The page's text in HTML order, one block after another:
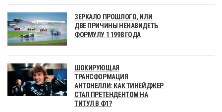
ЗЕРКАЛО ПРОШЛОГО, ИЛИ
ДВЕ ПРИЧИНЫ НЕНАВИДЕТЬ
ФОРМУЛУ 1 1998 ГОДА
ШОКИРУЮЩАЯ
ТРАНСФОРМАЦИЯ
АНТОНЕЛЛИ: КАК ТИНЕЙДЖЕР
СТАЛ ПРЕТЕНДЕНТОМ НА
ТИТУЛ В Ф1?